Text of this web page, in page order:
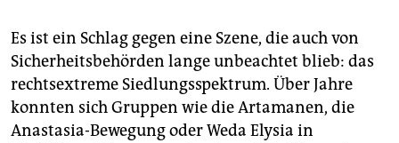
Es ist ein Schlag gegen eine Szene, die auch von
Sicherheitsbehörden lange unbeachtet blieb: das
rechtsextreme Siedlungsspektrum. Über Jahre
konnten sich Gruppen wie die Artamanen, die
Anastasia-Bewegung oder Weda Elysia in